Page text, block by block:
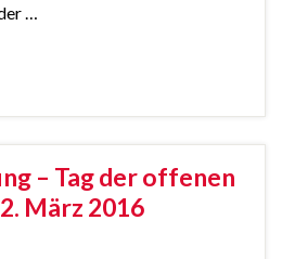
…
– Tag der offenen
März 2016